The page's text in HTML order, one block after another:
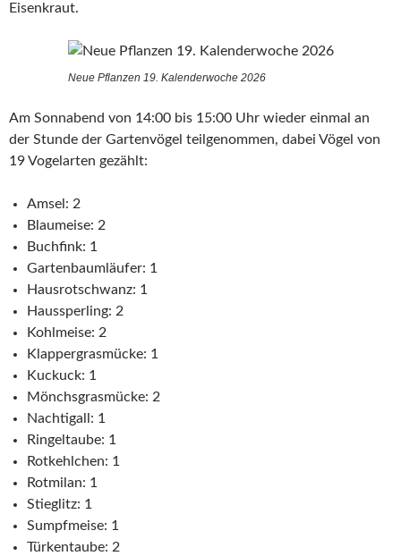
Eisenkraut.
Neue Pflanzen 19. Kalenderwoche 2026
Am Sonnabend von 14:00 bis 15:00 Uhr wieder einmal an
der Stunde der Gartenvögel teilgenommen, dabei Vögel von
19 Vogelarten gezählt:
Amsel: 2
Blaumeise: 2
Buchfink: 1
Gartenbaumläufer: 1
Hausrotschwanz: 1
Haussperling: 2
Kohlmeise: 2
Klappergrasmücke: 1
Kuckuck: 1
Mönchsgrasmücke: 2
Nachtigall: 1
Ringeltaube: 1
Rotkehlchen: 1
Rotmilan: 1
Stieglitz: 1
Sumpfmeise: 1
Türkentaube: 2